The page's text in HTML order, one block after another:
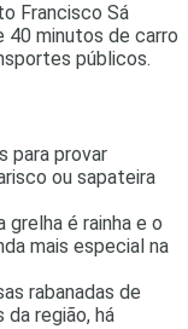
Francisco Sá
40 minutos de carro
públicos.
para provar
ou sapateira
grelha é rainha e o
mais especial na
rabanadas de
região, há